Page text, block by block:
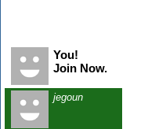
You!
Join Now.
jegoun